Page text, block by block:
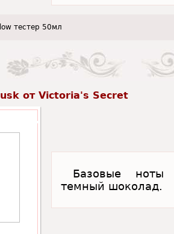
тестер 50мл
от Victoria's Secret
Базовые ноты
темный шоколад.